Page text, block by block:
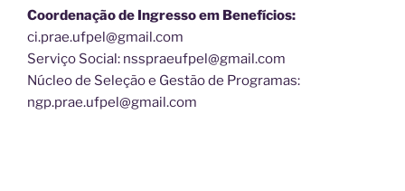
Coordenação de Ingresso em Benefícios:
ci.prae.ufpel@gmail.com
Serviço Social: nsspraeufpel@gmail.com
Núcleo de Seleção e Gestão de Programas:
ngp.prae.ufpel@gmail.com